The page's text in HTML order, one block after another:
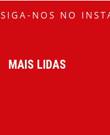
SIGA-NOS NO
MAIS LIDAS